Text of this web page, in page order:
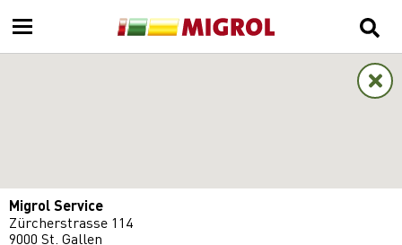
Migrol Service
Zürcherstrasse 114
9000 St. Gallen